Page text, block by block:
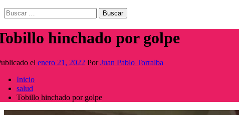
Buscar:
hinchado por golpe
el enero 21, 2022 PorJuan Pablo Torralba
Inicio
salud
Tobillo hinchado por golpe